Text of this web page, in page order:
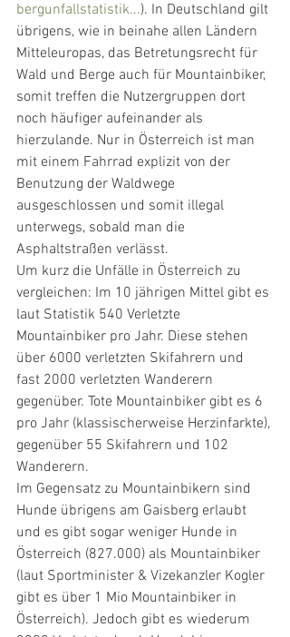
bergunfallstatistik...). In Deutschland gilt
übrigens, wie in beinahe allen Ländern
Mitteleuropas, das Betretungsrecht für
Wald und Berge auch für Mountainbiker,
somit treffen die Nutzergruppen dort
noch häufiger aufeinander als
hierzulande. Nur in Österreich ist man
mit einem Fahrrad explizit von der
Benutzung der Waldwege
ausgeschlossen und somit illegal
unterwegs, sobald man die
Asphaltstraßen verlässt.
Um kurz die Unfälle in Österreich zu
vergleichen: Im 10 jährigen Mittel gibt es
laut Statistik 540 Verletzte
Mountainbiker pro Jahr. Diese stehen
über 6000 verletzten Skifahrern und
fast 2000 verletzten Wanderern
gegenüber. Tote Mountainbiker gibt es 6
pro Jahr (klassischerweise Herzinfarkte),
gegenüber 55 Skifahrern und 102
Wanderern.
Im Gegensatz zu Mountainbikern sind
Hunde übrigens am Gaisberg erlaubt
und es gibt sogar weniger Hunde in
Österreich (827.000) als Mountainbiker
(laut Sportminister & Vizekanzler Kogler
gibt es über 1 Mio Mountainbiker in
Österreich). Jedoch gibt es wiederum